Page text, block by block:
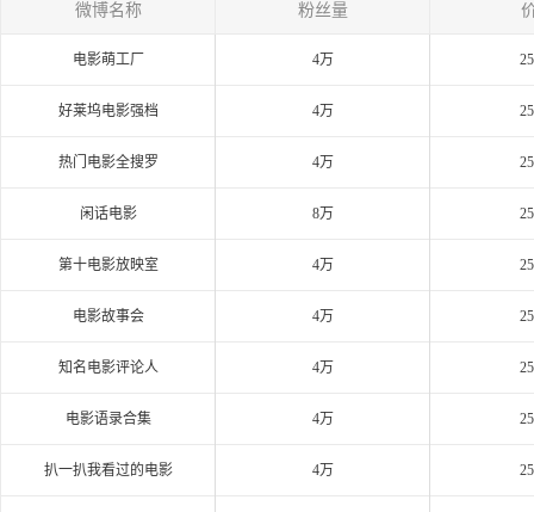
微博名称 粉丝量
电影萌工厂 4万
好莱坞电影强档 4万
热门电影全搜罗 4万
闲话电影 8万
第十电影放映室 4万
电影故事会 4万
知名电影评论人 4万
电影语录合集 4万
扒一扒我看过的电影 4万